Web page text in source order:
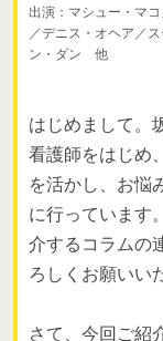
出演：マシュー・マ
／デニス・オヘア／
ン・ダン 他
はじめまして。
看護師をはじめ
を活かし、お悩
に行っています
介するコラムの
ろしくお願いい
さて、今回ご紹